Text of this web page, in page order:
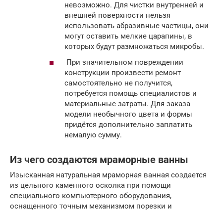
невозможно. Для чистки внутренней и
внешней поверхности нельзя
использовать абразивные частицы, они
могут оставить мелкие царапины, в
которых будут размножаться микробы.
При значительном повреждении
конструкции произвести ремонт
самостоятельно не получится,
потребуется помощь специалистов и
материальные затраты. Для заказа
модели необычного цвета и формы
придётся дополнительно заплатить
немалую сумму.
Из чего создаются мраморные ванны
Изысканная натуральная мраморная ванная создается
из цельного каменного осколка при помощи
специального компьютерного оборудования,
оснащенного точным механизмом порезки и